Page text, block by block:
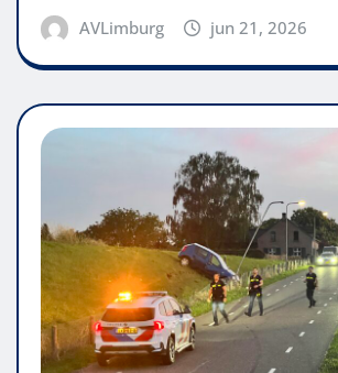
AVLimburg jun 21, 2026